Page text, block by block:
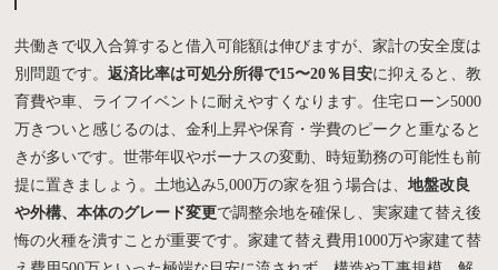
共働きで収入合算すると借入可能額は伸びますが、家計の安全度は
別問題です。返済比率は可処分所得で15〜20％目安に抑えると、教
育費や車、ライフイベントに耐えやすくなります。住宅ローン5000
万きついと感じるのは、金利上昇や保育・学費のピークと重なると
きが多いです。世帯年収やボーナスの変動、時短勤務の可能性も前
提に置きましょう。土地込み5,000万の家を狙う場合は、地盤改良
や外構、本体のグレード変更で調整余地を確保し、実家建て替え後
悔の火種を潰すことが重要です。家建て替え費用1000万や家建て替